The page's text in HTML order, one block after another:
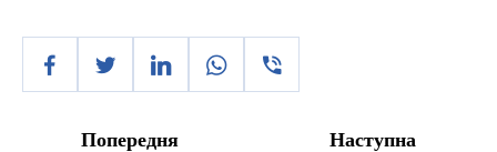
Попередня Наступна